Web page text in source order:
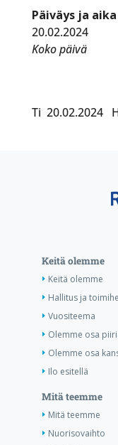
Päiväys ja aika
20.02.2024
Koko päivä
Ti 20.02.2024
Keitä olemme
Keitä olemme
Hallitus ja
Vuositeema
Olemme osa
Olemme osa
Ilo esitellä
Mitä teemme
Mitä teemme
Nuorisovaihto